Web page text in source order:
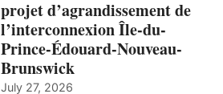
projet d’agrandissement de
l’interconnexion Île-du-
Prince-Édouard-Nouveau-
Brunswick
July 27, 2026